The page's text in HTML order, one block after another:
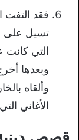
فقد التفت
تسيل على
التي كانت
وبعدها
وألقاه
الأغاني